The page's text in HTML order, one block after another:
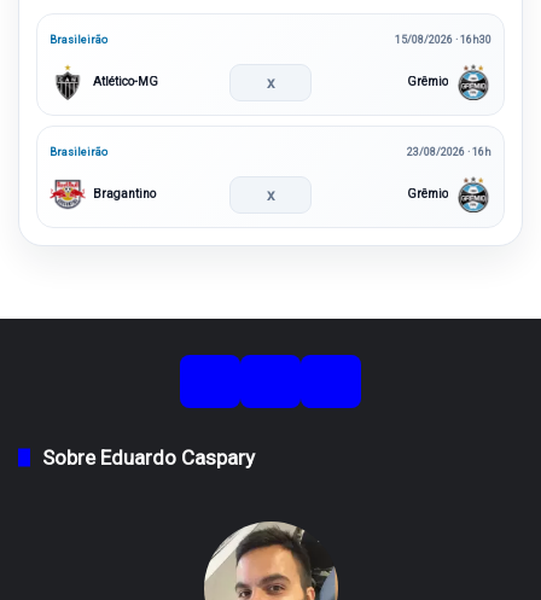
Brasileirão 15/08/2026 · 16h30
Atlético-MG x Grêmio
Brasileirão 23/08/2026 · 16h
Bragantino x Grêmio
Sobre Eduardo Caspary